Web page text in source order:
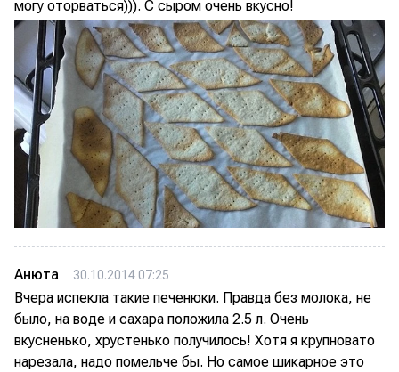
могу оторваться))). С сыром очень вкусно!
Анюта 30.10.2014 07:25
Вчера испекла такие печенюки. Правда без молока, не
было, на воде и сахара положила 2.5 л. Очень
вкусненько, хрустенько получилось! Хотя я крупновато
нарезала, надо помельче бы. Но самое шикарное это